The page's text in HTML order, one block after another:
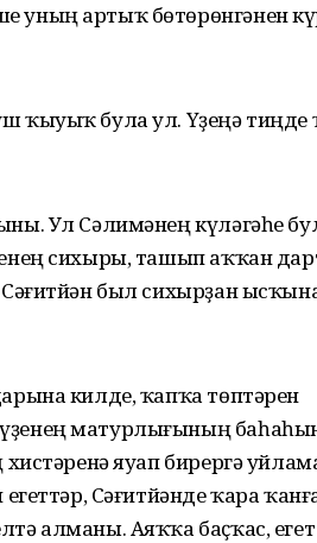
уның артыҡ бөтөрөнгәнен
ҡыуыҡ була ул. Үҙеңә тиңде
Ул Сәлимәнең күләгәһе
сихыры, ташып аҡҡан
был сихырҙан
килде, ҡапҡа төптәрен
матурлығының
яуап бирергә
Сәғитйәнде ҡара
алманы. Аяҡҡа баҫҡас,